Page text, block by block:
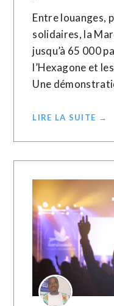
Entre louanges,
solidaires, la
jusqu’à 65 000
l’Hexagone et
Une
LIRE LA SUITE →